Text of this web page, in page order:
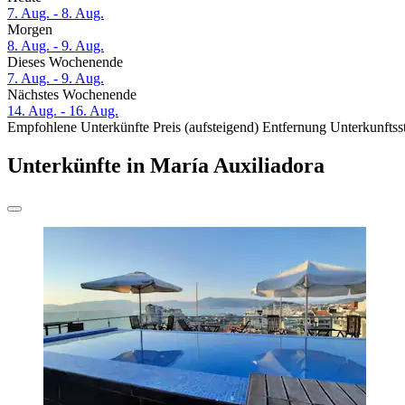
7. Aug. - 8. Aug.
Morgen
8. Aug. - 9. Aug.
Dieses Wochenende
7. Aug. - 9. Aug.
Nächstes Wochenende
14. Aug. - 16. Aug.
Empfohlene Unterkünfte Preis (aufsteigend) Entfernung
Unterkünfte in María Auxiliadora